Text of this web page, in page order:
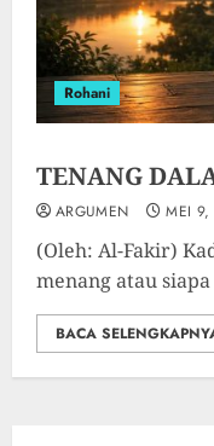
Rohani
TENANG
ARGUMEN MEI
(Oleh: Al-Fakir)
menang atau
BACA